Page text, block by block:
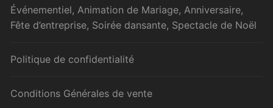
Événementiel, Animation de Mariage, Anniversaire,
Fête d’entreprise, Soirée dansante, Spectacle de Noël
Politique de confidentialité
Conditions Générales de vente